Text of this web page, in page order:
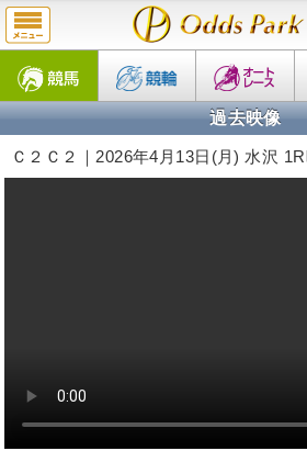
過去映像
Ｃ２Ｃ２｜2026年4月13日(月) 水沢